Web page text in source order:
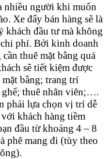
nhiều người khi muốn
Xe đẩy bán hàng sẽ là
khách đầu tư mà không
phí. Bởi kinh doanh
thuê mặt bằng quá
sẽ tiết kiệm được
bằng; trang trí
thuê nhân viên;….
phải lựa chọn vị trí dễ
khách hàng tiềm
đầu từ khoảng 4 – 8
phê mang đi (tùy theo